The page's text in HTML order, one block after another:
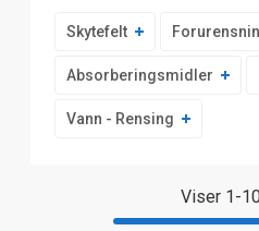
Skytefelt
Absorberingsmidler
Vann - Rensing
Viser 1-